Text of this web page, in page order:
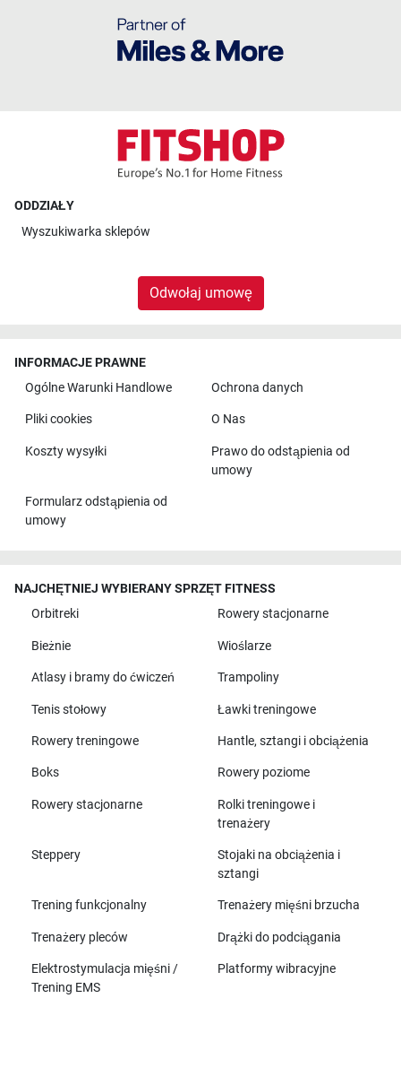
ODDZIAŁY
Wyszukiwarka sklepów
Odwołaj umowę
INFORMACJE PRAWNE
Ogólne Warunki Handlowe
Ochrona danych
Pliki cookies O Nas
Koszty wysyłki
Prawo do odstąpienia od
umowy
Formularz odstąpienia od
umowy
NAJCHĘTNIEJ WYBIERANY SPRZĘT FITNESS
Orbitreki
Rowery stacjonarne
Bieżnie Wioślarze
Atlasy i bramy do ćwiczeń Trampoliny
Tenis stołowy Ławki treningowe
Rowery treningowe Hantle, sztangi i obciążenia
Boks Rowery poziome
Rowery stacjonarne
Rolki treningowe i
trenażery
Steppery
Stojaki na obciążenia i
sztangi
Trening funkcjonalny Trenażery mięśni brzucha
Trenażery pleców Drążki do podciągania
Elektrostymulacja mięśni /
Trening EMS
Platformy wibracyjne